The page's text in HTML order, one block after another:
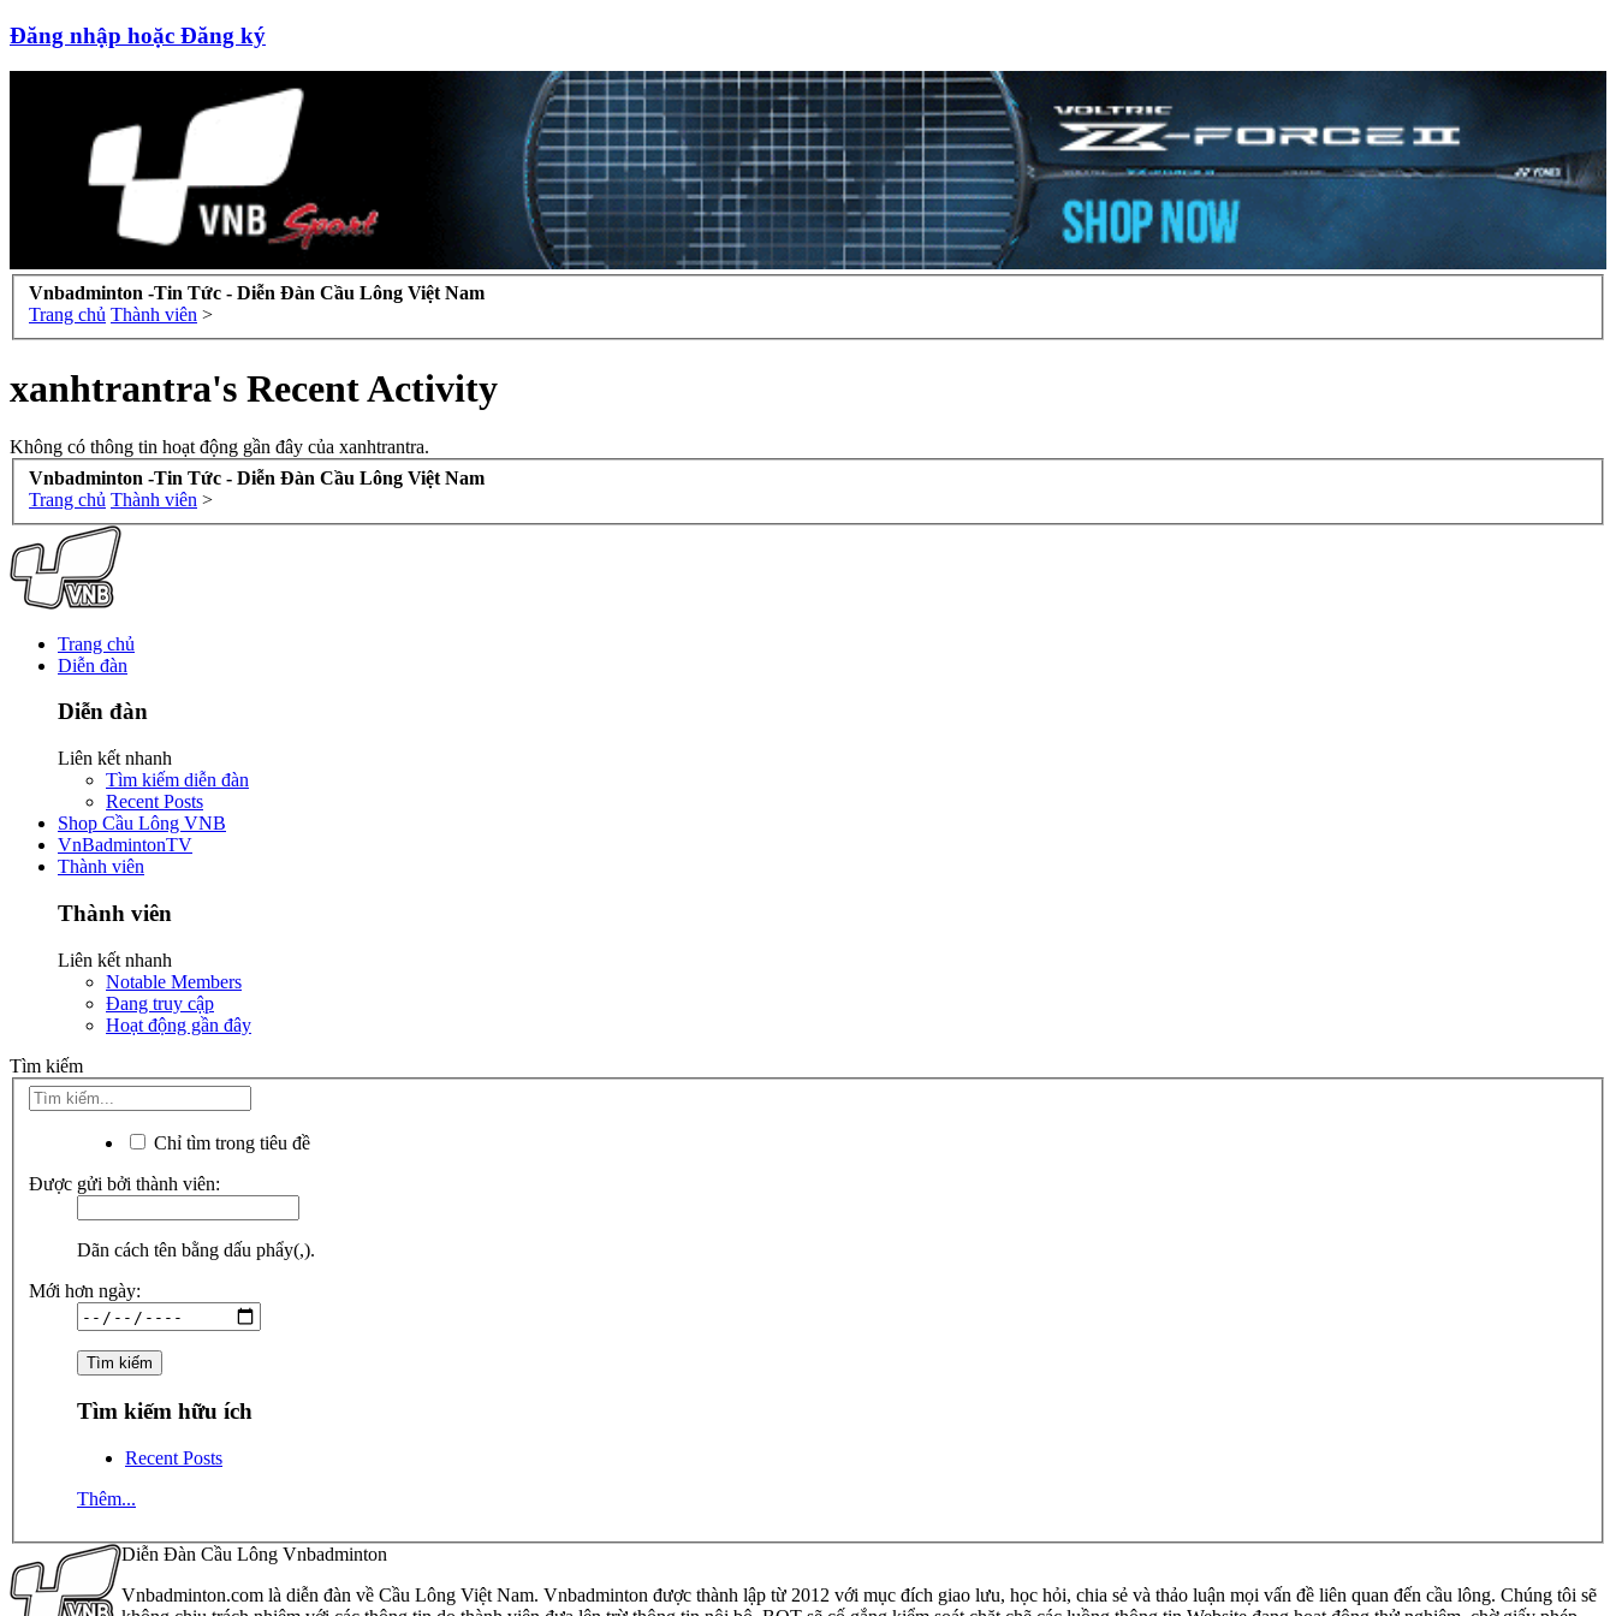
Đăng nhập hoặc Đăng ký
Vnbadminton -Tin Tức - Diễn Đàn Cầu Lông Việt Nam
Trang chủ Thành viên >
xanhtrantra's Recent Activity
Không có thông tin hoạt động gần đây của xanhtrantra.
Vnbadminton -Tin Tức - Diễn Đàn Cầu Lông Việt Nam
Trang chủ Thành viên >
Trang chủ
Diễn đàn
Diễn đàn
Liên kết nhanh
Tìm kiếm diễn đàn
Recent Posts
Shop Cầu Lông VNB
VnBadmintonTV
Thành viên
Thành viên
Liên kết nhanh
Notable Members
Đang truy cập
Hoạt động gần đây
Tìm kiếm
Chỉ tìm trong tiêu đề
Được gửi bởi thành viên:
Dãn cách tên bằng dấu phẩy(,).
Mới hơn ngày:
Tìm kiếm hữu ích
Recent Posts
Thêm...
Diễn Đàn Cầu Lông Vnbadminton
Vnbadminton.com là diễn đàn về Cầu Lông Việt Nam. Vnbadminton được thành lập từ 2012 với mục đích giao lưu, học hỏi, chia sẻ và thảo luận mọi vấn đề liên quan đến cầu lông. Chúng tôi sẽ